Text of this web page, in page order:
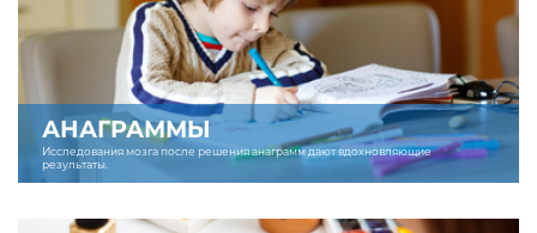
АНАГРАММЫ
Исследования мозга после решения анаграмм дают вдохновляющие
результаты.